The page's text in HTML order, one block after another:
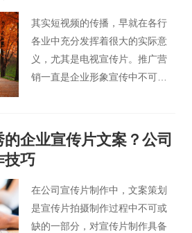
深沉中充满了倔强，悲壮中充满
了力量，深厚的感情直达人心。
其实短视频的传播，早就在各行
各业中充分发挥着很大的实际意
义，尤其是电视宣传片。推广营
销一直是企业形象宣传中不可或
传。那么，电视宣传片制作有哪
些技巧呢?下面桃花谷宣传片制作
人员为大家进行分享。
企业宣传片文案？公司
技巧
在公司宣传片制作中，文案策划
是宣传片拍摄制作过程中不可或
缺的一部分，对宣传片制作具备